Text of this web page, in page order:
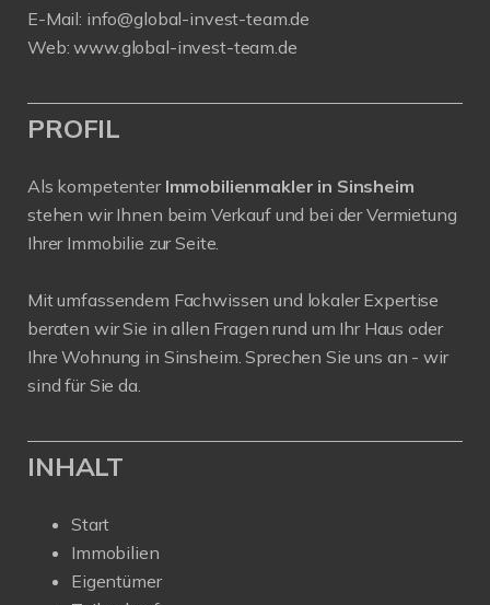
E-Mail: info@global-invest-team.de
Web:www.global-invest-team.de
PROFIL
Als kompetenter Immobilienmakler in Sinsheim
stehen wir Ihnen beim Verkauf und bei der Vermietung
Ihrer Immobilie zur Seite.
Mit umfassendem Fachwissen und lokaler Expertise
beraten wir Sie in allen Fragen rund um Ihr Haus oder
Ihre Wohnung in Sinsheim. Sprechen Sie uns an - wir
sind für Sie da.
INHALT
Start
Immobilien
Eigentümer